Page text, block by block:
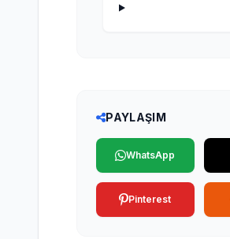
PAYLAŞIM
WhatsApp
Pinterest